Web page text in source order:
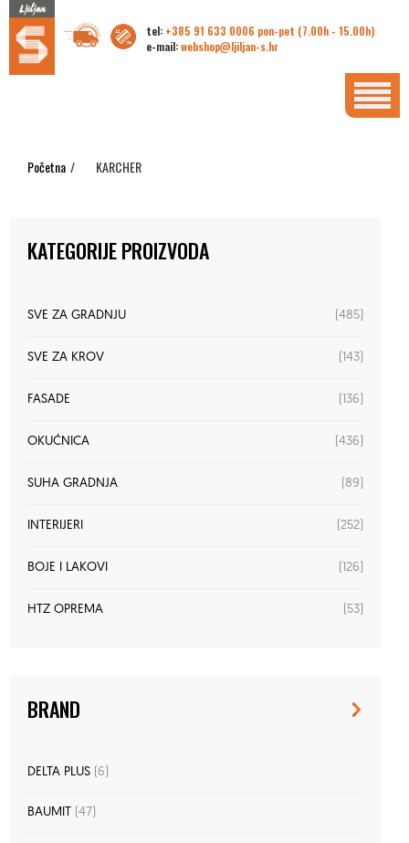
tel: +385 91 633 0006 pon-pet (7.00h - 15.00h)
e-mail:webshop@ljiljan-s.hr
Početna / KARCHER
KATEGORIJE PROIZVODA
SVE ZA GRADNJU (485)
SVE ZA KROV (143)
FASADE (136)
OKUĆNICA (436)
SUHA GRADNJA (89)
INTERIJERI (252)
BOJE I LAKOVI (126)
HTZ OPREMA (53)
BRAND
DELTA PLUS (6)
BAUMIT (47)